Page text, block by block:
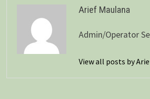
Arief Maulana
Admin/Operator
View all posts by